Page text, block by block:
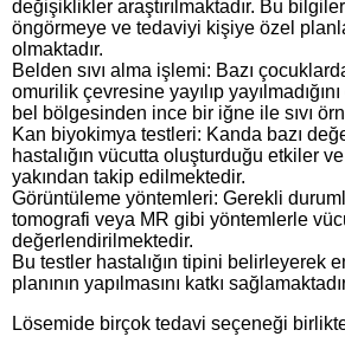
değişiklikler araştırılmaktadır. Bu
öngörmeye ve tedaviyi kişiye özel
olmaktadır.
Belden sıvı alma işlemi: Bazı
omurilik çevresine yayılıp
bel bölgesinden ince bir iğne ile sıvı
Kan biyokimya testleri: Kanda bazı
hastalığın vücutta oluşturduğu etkiler
yakından takip edilmektedir.
Görüntüleme yöntemleri: Gerekli
tomografi veya MR gibi yöntemlerle
değerlendirilmektedir.
Bu testler hastalığın tipini belirleyerek
planının yapılmasını katkı
Lösemide birçok tedavi seçeneği